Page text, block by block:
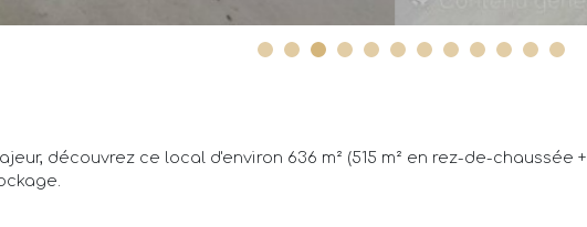
découvrez ce local d'environ 636 m² (515 m² en rez-de-